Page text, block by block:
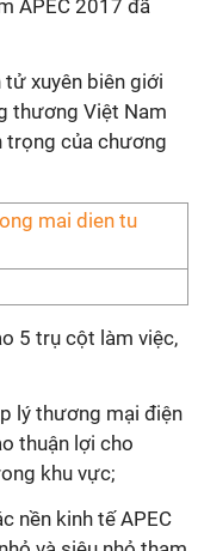
APEC 2017 đã
xuyên biên giới
thương Việt Nam
trọng của chương
5 trụ cột làm việc,
lý thương mại điện
thuận lợi cho
khu vực;
nền kinh tế APEC